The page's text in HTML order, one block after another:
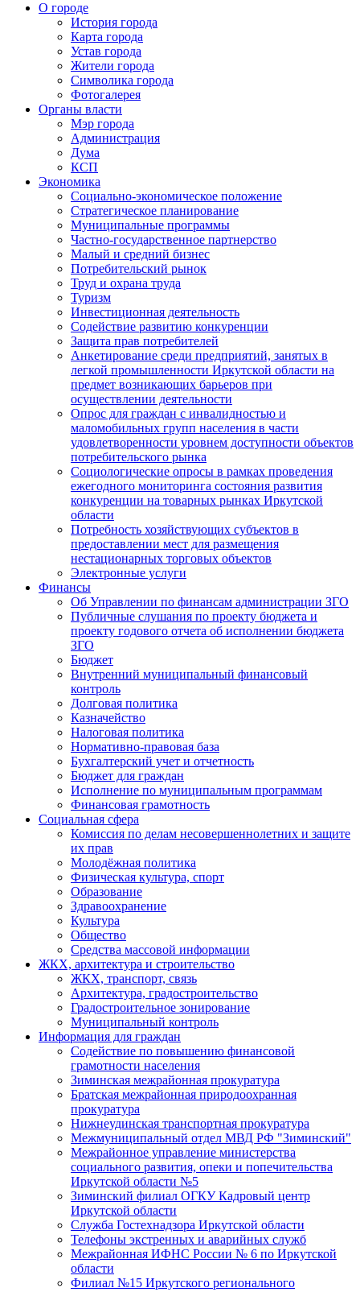
О городе
История города
Карта города
Устав города
Жители города
Символика города
Фотогалерея
Органы власти
Мэр города
Администрация
Дума
КСП
Экономика
Социально-экономическое положение
Стратегическое планирование
Муниципальные программы
Частно-государственное партнерство
Малый и средний бизнес
Потребительский рынок
Труд и охрана труда
Туризм
Инвестиционная деятельность
Содействие развитию конкуренции
Защита прав потребителей
Анкетирование среди предприятий, занятых в
легкой промышленности Иркутской области на
предмет возникающих барьеров при
осуществлении деятельности
Опрос для граждан с инвалидностью и
маломобильных групп населения в части
удовлетворенности уровнем доступности объектов
потребительского рынка
Социологические опросы в рамках проведения
ежегодного мониторинга состояния развития
конкуренции на товарных рынках Иркутской
области
Потребность хозяйствующих субъектов в
предоставлении мест для размещения
нестационарных торговых объектов
Электронные услуги
Финансы
Об Управлении по финансам администрации ЗГО
Публичные слушания по проекту бюджета и
проекту годового отчета об исполнении бюджета
ЗГО
Бюджет
Внутренний муниципальный финансовый
контроль
Долговая политика
Казначейство
Налоговая политика
Нормативно-правовая база
Бухгалтерский учет и отчетность
Бюджет для граждан
Исполнение по муниципальным программам
Финансовая грамотность
Социальная сфера
Комиссия по делам несовершеннолетних и защите
их прав
Молодёжная политика
Физическая культура, спорт
Образование
Здравоохранение
Культура
Общество
Средства массовой информации
ЖКХ, архитектура и строительство
ЖКХ, транспорт, связь
Архитектура, градостроительство
Градостроительное зонирование
Муниципальный контроль
Информация для граждан
Содействие по повышению финансовой
грамотности населения
Зиминская межрайонная прокуратура
Братская межрайонная природоохранная
прокуратура
Нижнеудинская транспортная прокуратура
Межмуниципальный отдел МВД РФ "Зиминский"
Межрайонное управление министерства
социального развития, опеки и попечительства
Иркутской области №5
Зиминский филиал ОГКУ Кадровый центр
Иркутской области
Служба Гостехнадзора Иркутской области
Телефоны экстренных и аварийных служб
Межрайонная ИФНС России № 6 по Иркутской
области
Филиал №15 Иркутского регионального